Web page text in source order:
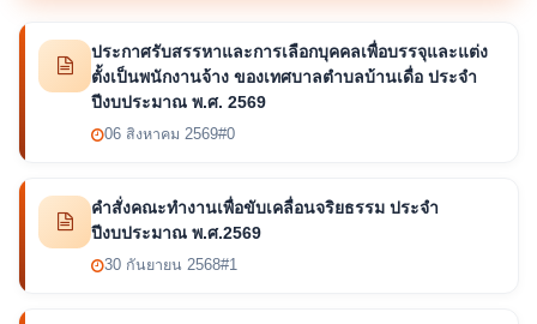
ประกาศรับสรรหาและการเลือกบุคคลเพื่อบรรจุและแต่ง
ตั้งเป็นพนักงานจ้าง ของเทศบาลตำบลบ้านเดื่อ ประจำ
ปีงบประมาณ พ.ศ. 2569
06 สิงหาคม 2569#0
คำสั่งคณะทำงานเพื่อขับเคลื่อนจริยธรรม ประจำ
ปีงบประมาณ พ.ศ.2569
30 กันยายน 2568#1